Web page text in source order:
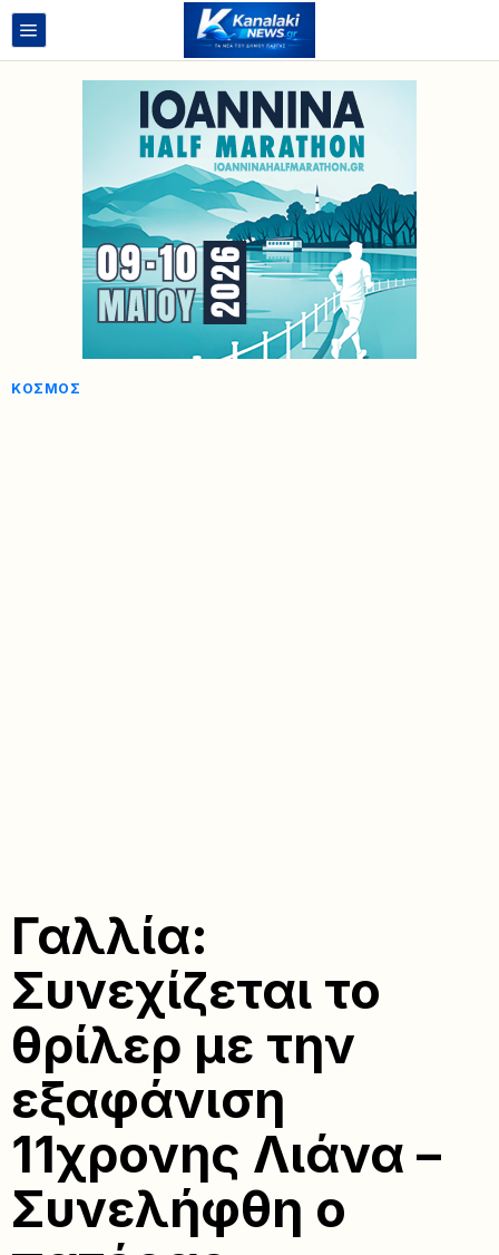
ΚΌΣΜΟΣ
Γαλλία:
Συνεχίζεται το
θρίλερ με την
εξαφάνιση
11χρονης Λιάνα –
Συνελήφθη ο